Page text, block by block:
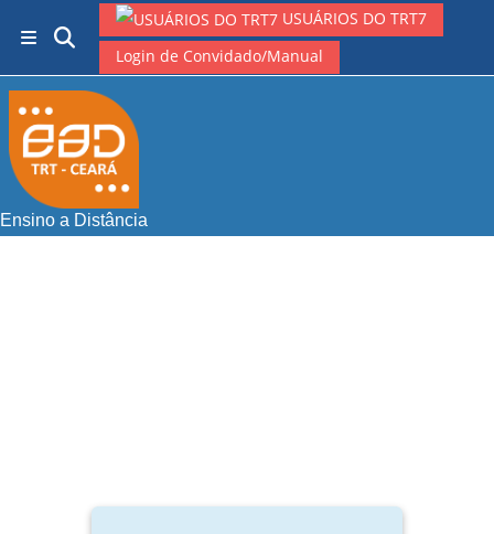
Ir para o conteúdo principal
Painel lateral
Alternar entrada de pesquisa
USUÁRIOS DO TRT7
Login de Convidado/Manual
Ensino a Distância